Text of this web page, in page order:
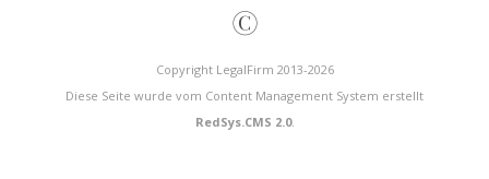
©
Copyright LegalFirm 2013-2026
Diese Seite wurde vom Content Management System erstellt
RedSys.CMS 2.0.